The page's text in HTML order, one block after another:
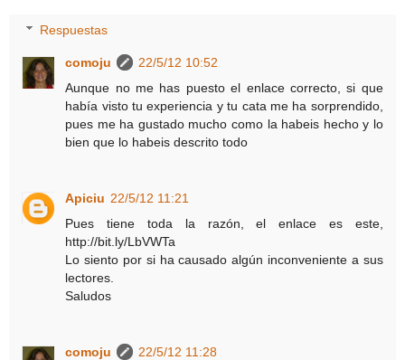
Respuestas
comoju
22/5/12 10:52
Aunque no me has puesto el enlace correcto, si que
había visto tu experiencia y tu cata me ha sorprendido,
pues me ha gustado mucho como la habeis hecho y lo
bien que lo habeis descrito todo
Apiciu 22/5/12 11:21
Pues tiene toda la razón, el enlace es este,
http://bit.ly/LbVWTa
Lo siento por si ha causado algún inconveniente a sus
lectores.
Saludos
comoju
22/5/12 11:28